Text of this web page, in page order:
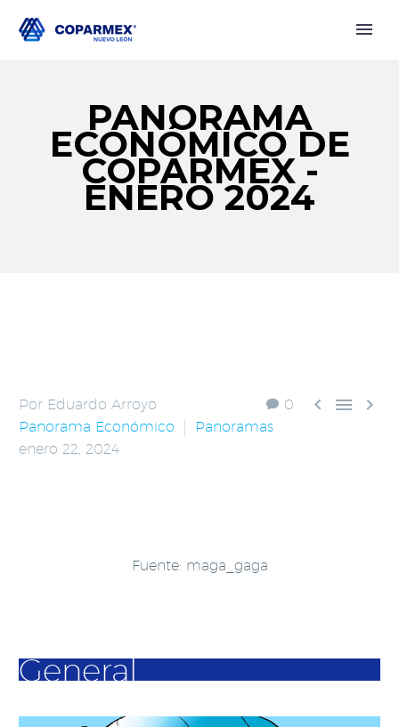
PANORAMA
ECONÓMICO DE
COPARMEX -
ENERO 2024
0   
Por Eduardo Arroyo
Panorama Económico
Panoramas
enero 22, 2024
Fuente: maga_gaga
General